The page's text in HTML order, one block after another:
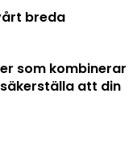
breda
som kombinerar
att din